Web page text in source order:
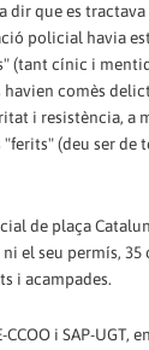
dir que es
policial havia
(tant cínic i
comès
i resistència, a
"ferits" (deu ser
de plaça
el seu permís, 35
i acampades.
i SAP-UGT,